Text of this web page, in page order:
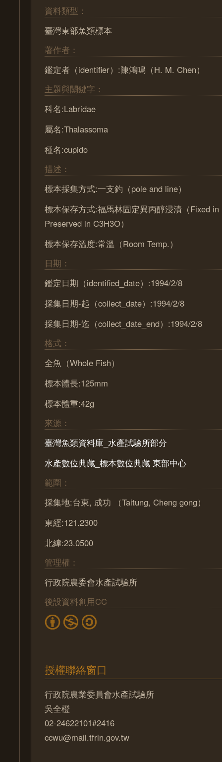
資料類型：
臺灣東部魚類標本
著作者：
鑑定者（identifier）:陳鴻鳴（H. M. Chen）
主題與關鍵字：
科名:Labridae
屬名:Thalassoma
種名:cupido
描述：
標本採集方式:一支釣（pole and line）
標本保存方式:福馬林固定異丙醇浸漬（Fixed in
Preserved in C3H3O）
標本保存溫度:常溫（Room Temp.）
日期：
鑑定日期（identified_date）:1994/2/8
採集日期-起（collect_date）:1994/2/8
採集日期-迄（collect_date_end）:1994/2/8
格式：
全魚（Whole Fish）
標本體長:125mm
標本體重:42g
來源：
臺灣魚類資料庫_水產試驗所部分
水產數位典藏_標本數位典藏 東部中心
範圍：
採集地:台東, 成功 （Taitung, Cheng gong）
東經:121.2300
北緯:23.0500
管理權：
行政院農委會水產試驗所
後設資料創用CC
授權聯絡窗口
行政院農業委員會水產試驗所
吳全橙
02-24622101#2416
ccwu@mail.tfrin.gov.tw